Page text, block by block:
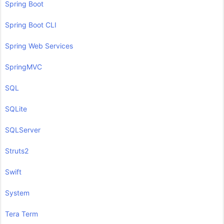
Spring Boot
Spring Boot CLI
Spring Web Services
SpringMVC
SQL
SQLite
SQLServer
Struts2
Swift
System
Tera Term